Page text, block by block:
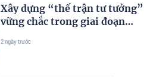
Xây dựng “thế trận tư tưởng”
vững chắc trong giai đoạn
2 ngày trước